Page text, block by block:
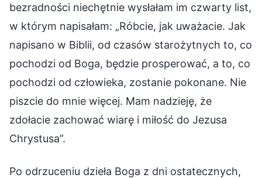
bezradności niechętnie wysłałam im czwarty list,
w którym napisałam: „Róbcie, jak uważacie. Jak
napisano w Biblii, od czasów starożytnych to, co
pochodzi od Boga, będzie prosperować, a to, co
pochodzi od człowieka, zostanie pokonane. Nie
piszcie do mnie więcej. Mam nadzieję, że
zdołacie zachować wiarę i miłość do Jezusa
Chrystusa”.
Po odrzuceniu dzieła Boga z dni ostatecznych,